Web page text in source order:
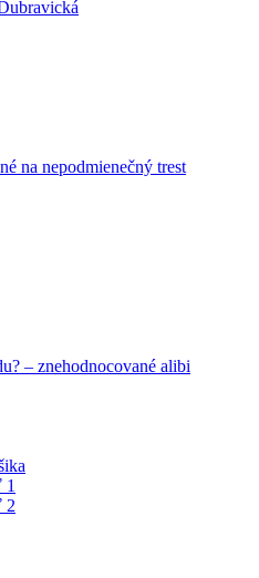
na nepodmienečný trest
– znehodnocované alibi
1
2